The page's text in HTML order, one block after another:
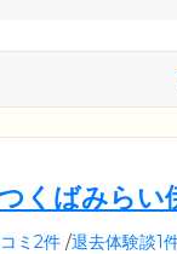
くばみらい
ミ2件 /退去体験談1